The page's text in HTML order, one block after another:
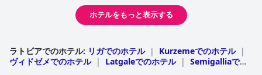
はリラックスした滞在に適しています。
徹底さに欠ける場合もあります。清掃に対するスタッフの献身的
な姿勢は頻繁に指摘されており、特定の分野を改善することで、
ホテルをもっと表示する
ラトビアでのホテル: リガでのホテル | Kurzemeでのホテル |
ヴィドゼメでのホテル | Latgaleでのホテル | Semigalliaでの